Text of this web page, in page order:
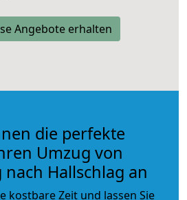
Angebote erhalten
die perfekte
Umzug von
Hallschlag an
kostbare Zeit und lassen Sie